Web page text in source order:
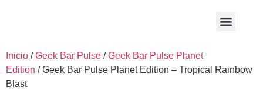
Inicio /Geek Bar Pulse /Geek Bar Pulse Planet
Edition / Geek Bar Pulse Planet Edition – Tropical Rainbow
Blast